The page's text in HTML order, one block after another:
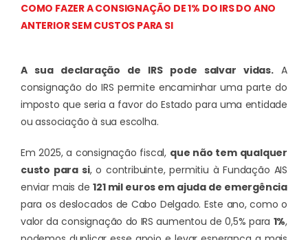
COMO FAZER A CONSIGNAÇÃO DE 1% DO IRS DO ANO
ANTERIOR SEM CUSTOS PARA SI
A sua declaração de IRS pode salvar vidas.A
consignação do IRS permite encaminhar uma parte do
imposto que seria a favor do Estado para uma entidade
ou associação à sua escolha.
Em 2025, a consignação fiscal, que não tem qualquer
custo para si, o contribuinte, permitiu à Fundação AIS
enviar mais de121 mil euros em ajuda de emergência
para os deslocados de Cabo Delgado. Este ano, como o
valor da consignação do IRS aumentou de 0,5% para 1%,